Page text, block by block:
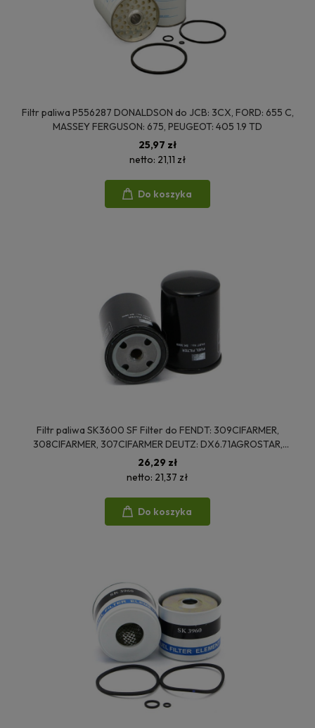
Filtr paliwa P556287 DONALDSON do JCB: 3CX, FORD: 655 C,
MASSEY FERGUSON: 675, PEUGEOT: 405 1.9 TD
25,97 zł
netto: 21,11 zł
Do koszyka
Filtr paliwa SK3600 SF Filter do FENDT: 309CIFARMER,
308CIFARMER, 307CIFARMER DEUTZ: DX6.71AGROSTAR,
DX3.90, DX3.70 VALTRA: 8100, 6400, 6100
26,29 zł
netto: 21,37 zł
Do koszyka